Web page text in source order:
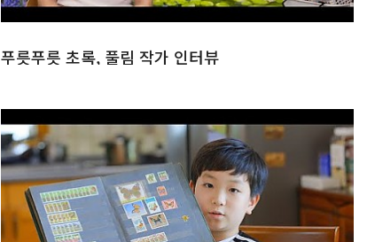
푸릇푸릇 초록, 풀림 작가 인터뷰